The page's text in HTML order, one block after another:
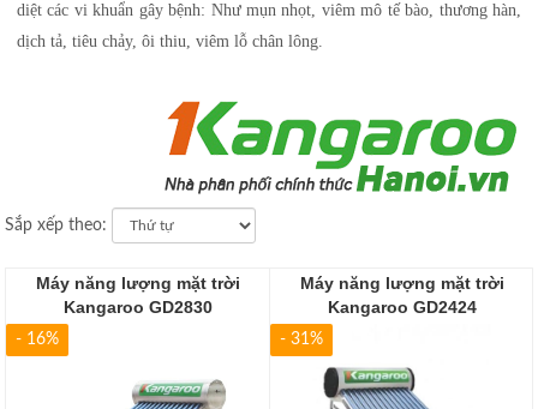
diệt các vi khuẩn gây bệnh: Như mụn nhọt, viêm mô tế bào, thương hàn,
dịch tả, tiêu chảy, ôi thiu, viêm lỗ chân lông.
Sắp xếp theo:
Máy năng lượng mặt trời
Kangaroo GD2830
- 16%
Máy năng lượng mặt trời
Kangaroo GD2424
- 31%